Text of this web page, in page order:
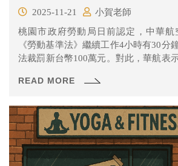
2025-11-21
小賀老師
桃園市政府勞動局日前認定，中華航
《勞動基準法》繼續工作4小時有30分
法裁罰新台幣100萬元。對此，華航表
READ MORE